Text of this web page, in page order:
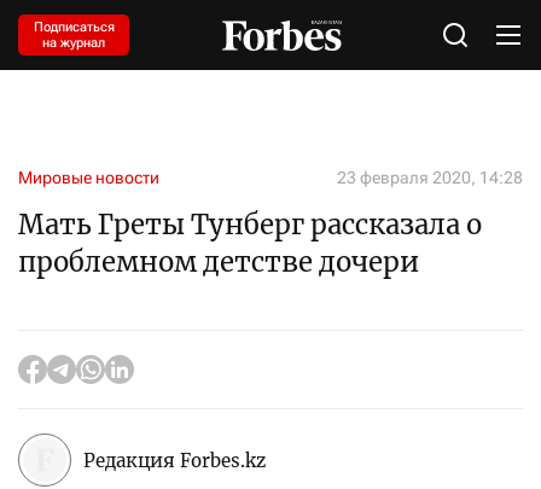
Подписаться
на журнал
Мировые новости 23 февраля 2020, 14:28
Мать Греты Тунберг рассказала о
проблемном детстве дочери
Редакция Forbes.kz